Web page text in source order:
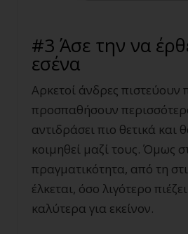
#3 Άσε την να
εσένα
Αρκετοί άνδρες πιστεύουν
προσπαθήσουν
αντιδράσει πιο θετικά και
κοιμηθεί μαζί τους. Όμως
πραγματικότητα, από τη
έλκεται, όσο λιγότερο
καλύτερα για εκείνον.